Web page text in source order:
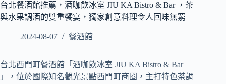
台北餐酒館推薦，酒咖飲冰室 JIU KA Bistro & Bar ，茶
與水果調酒的雙重饗宴，獨家創意料理令人回味無窮
2024-08-07 餐酒館
台北西門町餐酒館「酒咖飲冰室 JIU KA Bistro & Bar
」，位於國際知名觀光景點西門町商圈，主打特色茶調